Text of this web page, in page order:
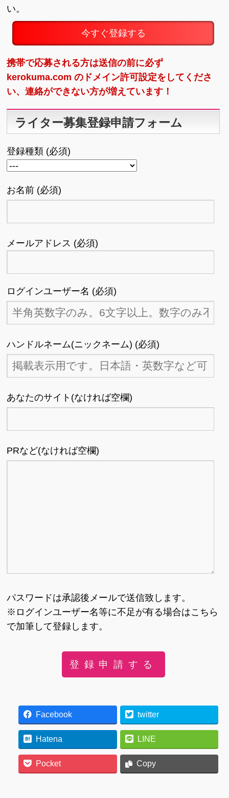
い。
今すぐ登録する
携帯で応募される方は送信の前に必ず
kerokuma.com のドメイン許可設定をしてくださ
い、連絡ができない方が増えています！
ライター募集登録申請フォーム
登録種類 (必須)
お名前 (必須)
メールアドレス (必須)
ログインユーザー名 (必須)
ハンドルネーム(ニックネーム) (必須)
あなたのサイト(なければ空欄)
PRなど(なければ空欄)
パスワードは承認後メールで送信致します。
※ログインユーザー名等に不足が有る場合はこちら
で加筆して登録します。
Facebook twitter
Hatena LINE
Pocket Copy